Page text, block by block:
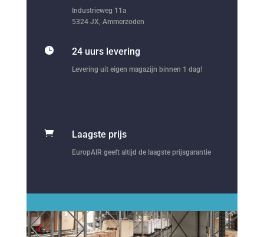
Industrieweg 11a
5324 JX, Ammerzoden
 24 uurs levering
Levering uit eigen magazijn binnen 1 dag!
 Laagste prijs
EuropAIR geeft altijd de laagste prijsgarantie